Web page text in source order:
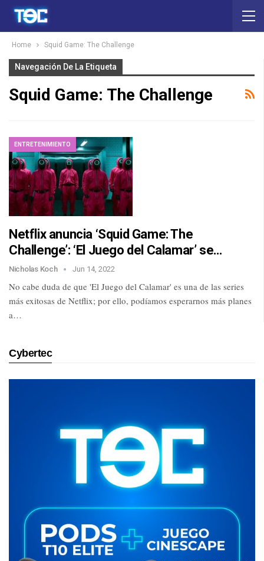
Home Squid Game: The Challenge
Navegación De La Etiqueta
Squid Game: The Challenge
ENTRETENIMIENTO
Netflix anuncia ‘Squid Game: The
Challenge’: ‘El Juego del Calamar’ se…
Nicholas Koch Jun 14, 2022
No cabe duda de que 'El Juego del Calamar' es una de las series
más exitosas de Netflix; por ello, podíamos esperarnos más planes
a…
Cybertec